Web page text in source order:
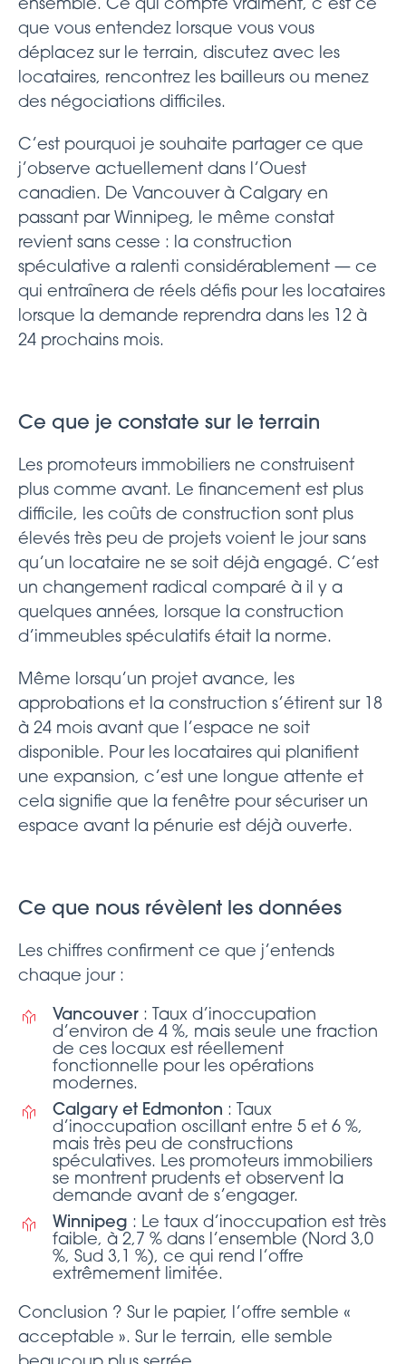
ensemble. Ce qui compte vraiment, c’est ce
que vous entendez lorsque vous vous
déplacez sur le terrain, discutez avec les
locataires, rencontrez les bailleurs ou menez
des négociations difficiles.
C’est pourquoi je souhaite partager ce que
j’observe actuellement dans l’Ouest
canadien. De Vancouver à Calgary en
passant par Winnipeg, le même constat
revient sans cesse : la construction
spéculative a ralenti considérablement — ce
qui entraînera de réels défis pour les locataires
lorsque la demande reprendra dans les 12 à
24 prochains mois.
Ce que je constate sur le terrain
Les promoteurs immobiliers ne construisent
plus comme avant. Le financement est plus
difficile, les coûts de construction sont plus
élevés très peu de projets voient le jour sans
qu’un locataire ne se soit déjà engagé. C’est
un changement radical comparé à il y a
quelques années, lorsque la construction
d’immeubles spéculatifs était la norme.
Même lorsqu’un projet avance, les
approbations et la construction s’étirent sur 18
à 24 mois avant que l’espace ne soit
disponible. Pour les locataires qui planifient
une expansion, c’est une longue attente et
cela signifie que la fenêtre pour sécuriser un
espace avant la pénurie est déjà ouverte.
Ce que nous révèlent les données
Les chiffres confirment ce que j’entends
chaque jour :
Vancouver : Taux d’inoccupation
d’environ de 4 %, mais seule une fraction
de ces locaux est réellement
fonctionnelle pour les opérations
modernes.
Calgary et Edmonton : Taux
d’inoccupation oscillant entre 5 et 6 %,
mais très peu de constructions
spéculatives. Les promoteurs immobiliers
se montrent prudents et observent la
demande avant de s’engager.
Winnipeg : Le taux d’inoccupation est très
faible, à 2,7 % dans l’ensemble (Nord 3,0
%, Sud 3,1 %), ce qui rend l’offre
extrêmement limitée.
Conclusion ? Sur le papier, l’offre semble «
acceptable ». Sur le terrain, elle semble